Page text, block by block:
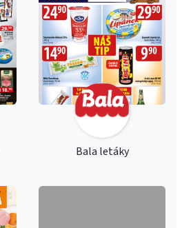
Bala letáky